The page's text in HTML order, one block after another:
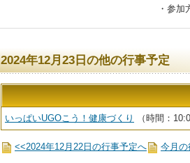
・参
2024年12月23日の他の行事予定
いっぱいUGOこう！健康づくり （時間：
<<2024年12月22日の行事予定へ 今月の